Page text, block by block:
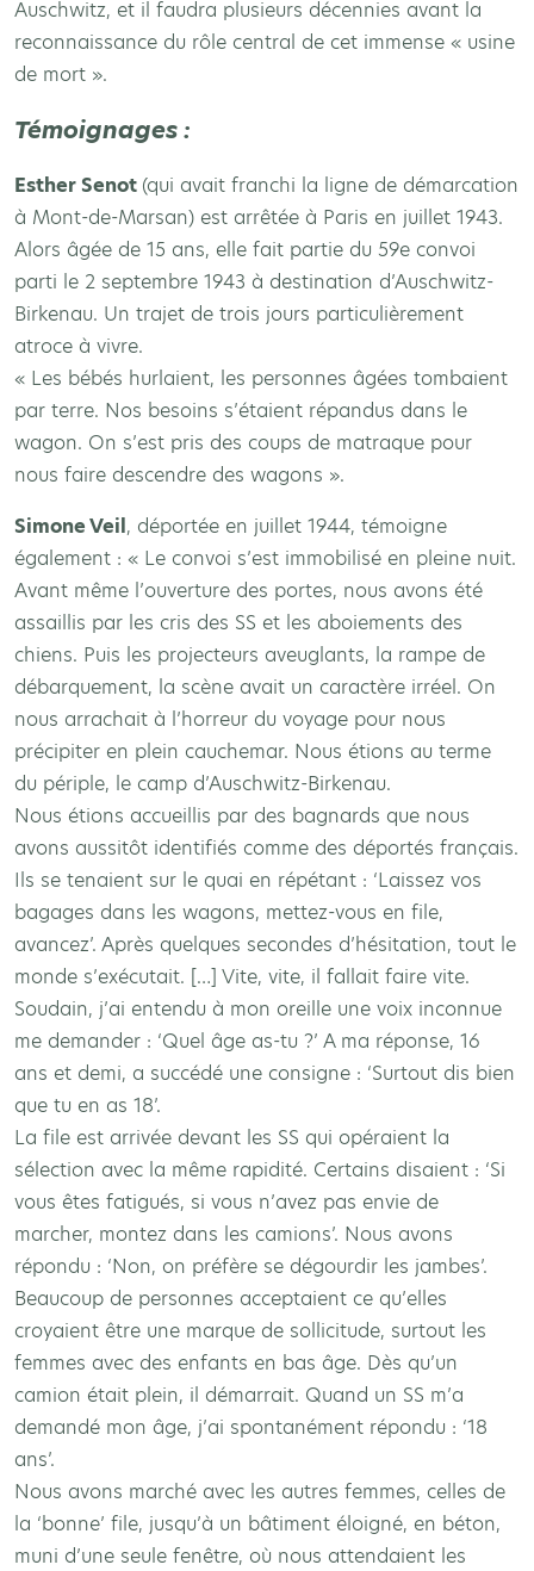
Auschwitz, et il faudra plusieurs décennies avant la
reconnaissance du rôle central de cet immense « usine
de mort ».
Témoignages :
Esther Senot (qui avait franchi la ligne de démarcation
à Mont-de-Marsan) est arrêtée à Paris en juillet 1943.
Alors âgée de 15 ans, elle fait partie du 59e convoi
parti le 2 septembre 1943 à destination d’Auschwitz-
Birkenau. Un trajet de trois jours particulièrement
atroce à vivre.
« Les bébés hurlaient, les personnes âgées tombaient
par terre. Nos besoins s’étaient répandus dans le
wagon. On s’est pris des coups de matraque pour
nous faire descendre des wagons ».
Simone Veil, déportée en juillet 1944, témoigne
également : « Le convoi s’est immobilisé en pleine nuit.
Avant même l’ouverture des portes, nous avons été
assaillis par les cris des SS et les aboiements des
chiens. Puis les projecteurs aveuglants, la rampe de
débarquement, la scène avait un caractère irréel. On
nous arrachait à l’horreur du voyage pour nous
précipiter en plein cauchemar. Nous étions au terme
du périple, le camp d’Auschwitz-Birkenau.
Nous étions accueillis par des bagnards que nous
avons aussitôt identifiés comme des déportés français.
Ils se tenaient sur le quai en répétant : ‘Laissez vos
bagages dans les wagons, mettez-vous en file,
avancez’. Après quelques secondes d’hésitation, tout le
monde s’exécutait. […] Vite, vite, il fallait faire vite.
Soudain, j’ai entendu à mon oreille une voix inconnue
me demander : ‘Quel âge as-tu ?’ A ma réponse, 16
ans et demi, a succédé une consigne : ‘Surtout dis bien
que tu en as 18’.
La file est arrivée devant les SS qui opéraient la
sélection avec la même rapidité. Certains disaient : ‘Si
vous êtes fatigués, si vous n’avez pas envie de
marcher, montez dans les camions’. Nous avons
répondu : ‘Non, on préfère se dégourdir les jambes’.
Beaucoup de personnes acceptaient ce qu’elles
croyaient être une marque de sollicitude, surtout les
femmes avec des enfants en bas âge. Dès qu’un
camion était plein, il démarrait. Quand un SS m’a
demandé mon âge, j’ai spontanément répondu : ‘18
ans’.
Nous avons marché avec les autres femmes, celles de
la ‘bonne’ file, jusqu’à un bâtiment éloigné, en béton,
muni d’une seule fenêtre, où nous attendaient les